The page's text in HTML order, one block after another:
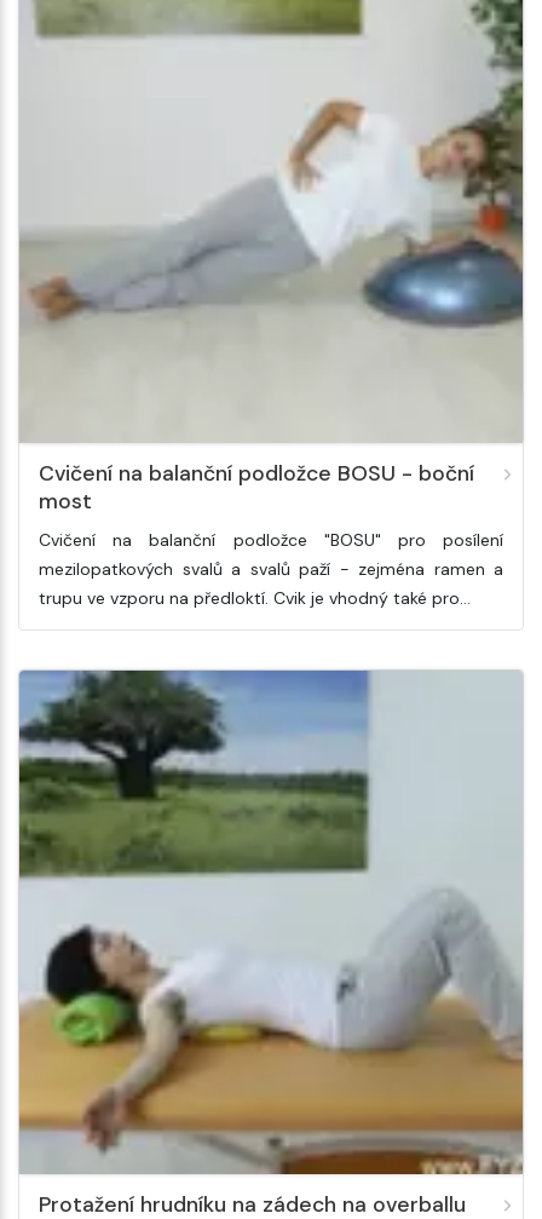
Cvičení na balanční podložce BOSU - boční
most
Cvičení na balanční podložce "BOSU" pro posílení
mezilopatkových svalů a svalů paží - zejména ramen a
trupu ve vzporu na předloktí. Cvik je vhodný také pro…
Protažení hrudníku na zádech na overballu